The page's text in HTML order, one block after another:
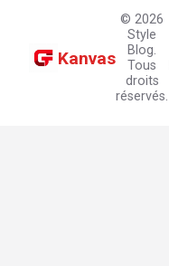
Kanvas
© 2026
Style
Blog.
Tous
droits
réservés.